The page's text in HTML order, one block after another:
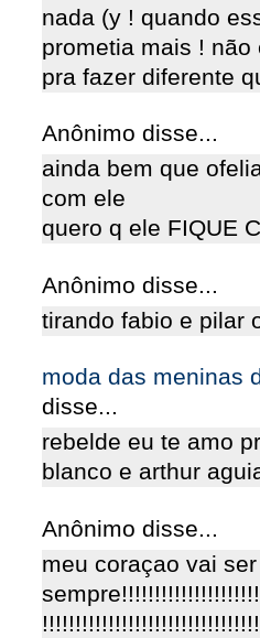
nada (y ! quando
prometia mais !
pra fazer diferente
Anônimo disse...
ainda bem que
com ele
quero q ele FIQUE
Anônimo disse...
tirando fabio e pilar
moda das meninas
disse...
rebelde eu te amo
blanco e arthur
Anônimo disse...
meu coraçao vai